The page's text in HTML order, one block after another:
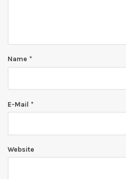
Name *
E-Mail *
Website